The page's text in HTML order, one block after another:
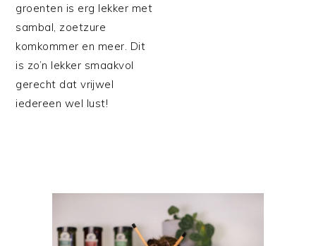
groenten is erg lekker met
sambal, zoetzure
komkommer en meer. Dit
is zo’n lekker smaakvol
gerecht dat vrijwel
iedereen wel lust!